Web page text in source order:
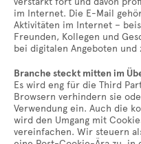
im Internet. Die E-Mail
Aktivitäten im Internet –
Freunden, Kollegen und
bei digitalen Angeboten
Branche steckt mitten im
Es wird eng für die Third
Browsern verhindern sie
Verwendung ein. Auch die
wird den Umgang mit
vereinfachen. Wir steuern